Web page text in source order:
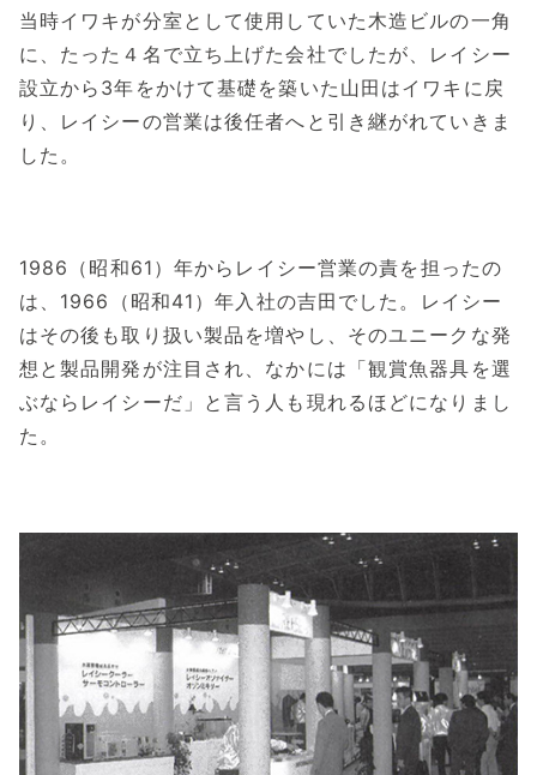
当時イワキが分室として使用していた木造ビルの一角
に、たった４名で立ち上げた会社でしたが、レイシー
設立から3年をかけて基礎を築いた山田はイワキに戻
り、レイシーの営業は後任者へと引き継がれていきま
した。
1986（昭和61）年からレイシー営業の責を担ったの
は、1966（昭和41）年入社の吉田でした。レイシー
はその後も取り扱い製品を増やし、そのユニークな発
想と製品開発が注目され、なかには「観賞魚器具を選
ぶならレイシーだ」と言う人も現れるほどになりまし
た。